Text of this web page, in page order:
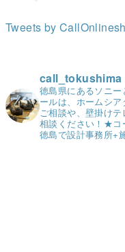
Tweets by
call_tokushima
徳島県にあるソニー
ールは、ホームシ
ご相談や、壁掛けテ
相談ください！ ★コ
徳島で設計事務所+